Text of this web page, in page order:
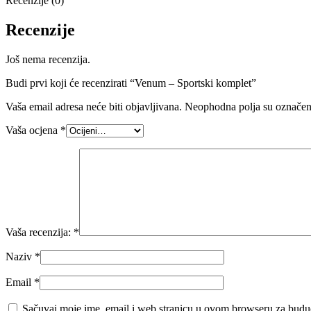
Recenzije
Još nema recenzija.
Budi prvi koji će recenzirati “Venum – Sportski komplet”
Vaša email adresa neće biti objavljivana. Neophodna polja su
Vaša ocjena *
Vaša recenzija: *
Naziv *
Email *